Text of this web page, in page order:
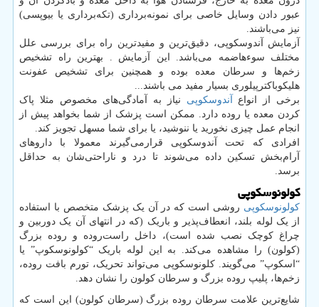
عبور دادن وسایل خاصی برای نمونه‌برداری (تکه‌برداری یا بیوپسی)
نیز می‌باشند.
آزمایش آندوسکوپی، دقیق‌ترین و مفیدترین راه برای بررسی علل
مختلف سوءهاضمه می‌باشد. این آزمایش . بهترین راه تشخیص
زخم‌ها و سرطان معده بوده و همچنین برای تشخیص عفونت
هلیکوباکترپیلوری بسیار مفید می باشند...
برخی از انواع آندوسکوپی نیاز به آمادگی‌های مخصوص مثلا پاک
کردن معده یا روده دارد. ممکن است پزشک از شما بخواهد پیش از
انجام عمل چیزی نخورید یا ننوشید، یا برای شما مسهل تجویز کند.
افرادی که تحت آندوسکوپی قرارمی‌گیرند معمولا با داروهای
آرام‌بخش تسکین داده می‌شوند تا درد و ناراحتی‌شان به حداقل
برسد.
کولونوسکوپی
کولونوسکوپی روشی است که در آن یک پزشک متخصص با استفاده
از یک لوله بلند، انعطاف‌پذیر و باریک (که در انتهای آن یک دوربین و
چراغ کوچک نصب شده است)، داخل راست‌روده و روده بزرگ
(کولون) را مشاهده می‌کند. به این لوله باریک “کولونوسکوپ” یا
“اسکوپ” می‌گویند. کلونوسکوپی می‌تواند تحریک، تورم بافت روده،
زخم‌ها، پلیپ روده بزرگ و سرطان کولون را نشان دهد
شایع‌ترین علامت سرطان روده بزرگ (سرطان کولون) این است که